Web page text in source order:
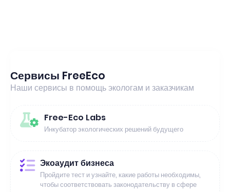
Сервисы FreeEco
Наши сервисы в помощь экологам и заказчикам
Free-Eco Labs
Инкубатор экологических решений будущего
Экоаудит бизнеса
Пройдите тест и узнайте, какие работы необходимы,
чтобы соответствовать законодательству в сфере